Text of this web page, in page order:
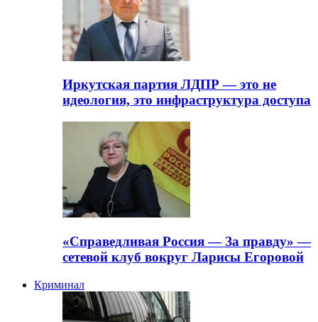
Иркутская партия ЛДПР — это не
идеология, это инфраструктура доступа
«Справедливая Россия — За правду» —
сетевой клуб вокруг Ларисы Егоровой
Криминал